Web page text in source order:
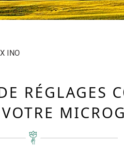
INO
RÉGLAGES